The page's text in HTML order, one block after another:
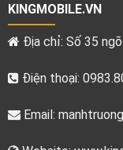
KINGMOBILE.VN
Địa chỉ: Số 35
Điện thoại:
Email: